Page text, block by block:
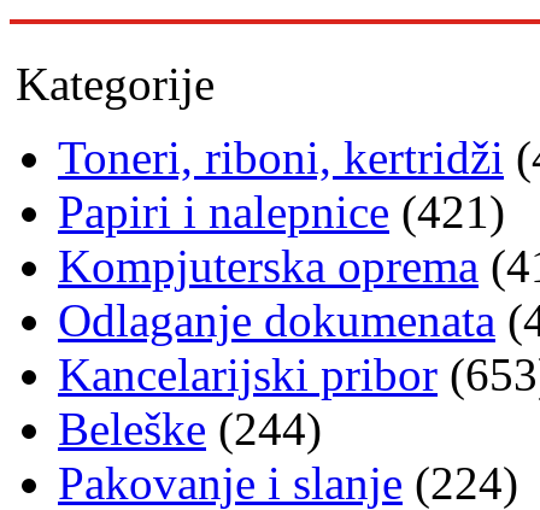
Kategorije
Toneri, riboni, kertridži
Papiri i nalepnice (421)
Kompjuterska oprema
Odlaganje dokumenata
Kancelarijski pribor
Beleške (244)
Pakovanje i slanje (224)